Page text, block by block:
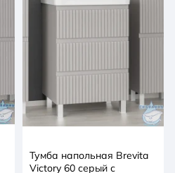
Тумба напольная Brevita
Victory 60 серый с